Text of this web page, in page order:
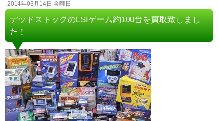
2014年03月14日 金曜日
デッドストックのLSIゲーム約100台を買取致しまし
た！